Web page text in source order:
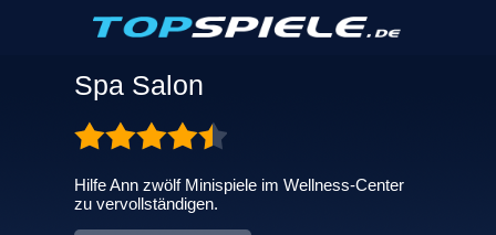
Spa Salon
Hilfe Ann zwölf Minispiele im Wellness-Center
zu vervollständigen.